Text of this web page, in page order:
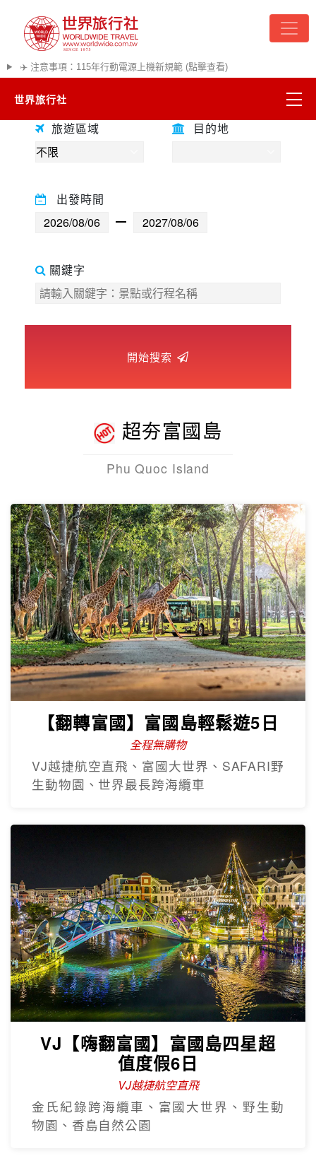
✈️ 注意事項：115年行動電源上機新規範 (點擊查看)
世界旅行社
精彩越南
超夯日本
遊輪河輪
世界臻旅
往前
往後
旅遊區域
目的地
出發時間
關鍵字
開始搜索
超夯富國島
Phu Quoc Island
【翻轉富國】富國島輕鬆遊5日
全程無購物
VJ越捷航空直飛、富國大世界、SAFARI野
生動物園、世界最長跨海纜車
VJ【嗨翻富國】富國島四星超
值度假6日
VJ越捷航空直飛
金氏紀錄跨海纜車、富國大世界、野生動
物園、香島自然公園